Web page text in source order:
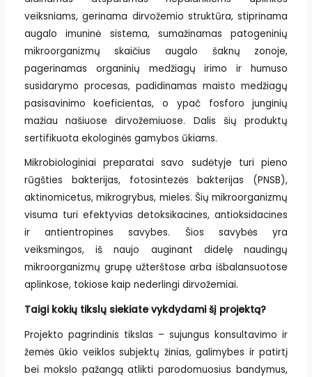
veiksniams, gerinama dirvožemio struktūra, stiprinama
augalo imuninė sistema, sumažinamas patogeninių
mikroorganizmų skaičius augalo šaknų zonoje,
pagerinamas organinių medžiagų irimo ir humuso
susidarymo procesas, padidinamas maisto medžiagų
pasisavinimo koeficientas, o ypač fosforo junginių
mažiau našiuose dirvožemiuose. Dalis šių produktų
sertifikuota ekologinės gamybos ūkiams.
Mikrobiologiniai preparatai savo sudėtyje turi pieno
rūgšties bakterijas, fotosintezės bakterijas (PNSB),
aktinomicetus, mikrogrybus, mieles. Šių mikroorganizmų
visuma turi efektyvias detoksikacines, antioksidacines
ir antientropines savybes. Šios savybės yra
veiksmingos, iš naujo auginant didelę naudingų
mikroorganizmų grupę užterštose arba išbalansuotose
aplinkose, tokiose kaip nederlingi dirvožemiai.
Taigi kokių tikslų siekiate vykdydami šį projektą?
Projekto pagrindinis tikslas – sujungus konsultavimo ir
žemės ūkio veiklos subjektų žinias, galimybes ir patirtį
bei mokslo pažangą atlikti parodomuosius bandymus,